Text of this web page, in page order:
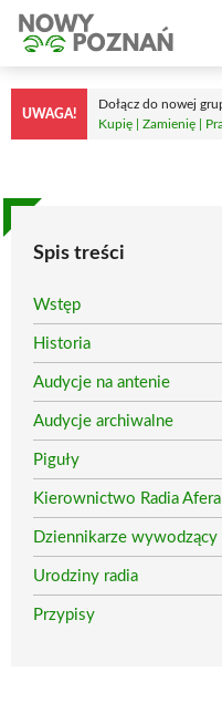
Przejdź
treści
UWAGA!
Dołącz do nowej
Kupię | Zamienię |
Spis treści
Wstęp
Historia
Audycje na antenie
Audycje archiwalne
Piguły
Kierownictwo Radia Afera
Dziennikarze wywodzący
Urodziny radia
Przypisy